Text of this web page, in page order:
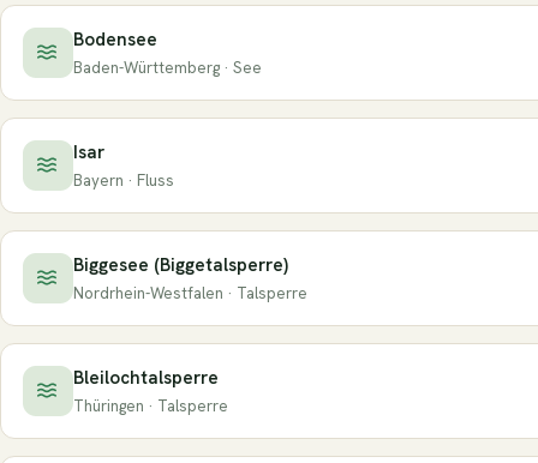
Bodensee
Baden-Württemberg · See
Isar
Bayern · Fluss
Biggesee (Biggetalsperre)
Nordrhein-Westfalen · Talsperre
Bleilochtalsperre
Thüringen · Talsperre